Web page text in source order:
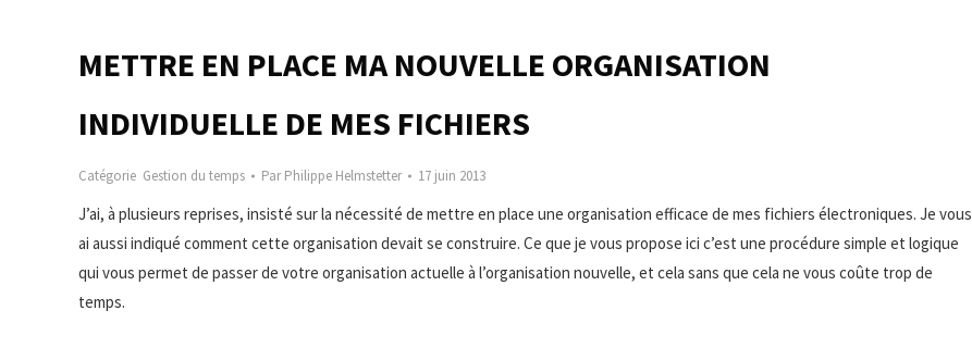
METTRE EN PLACE MA NOUVELLE ORGANISATION
INDIVIDUELLE DE MES FICHIERS
Catégorie Gestion du temps ParPhilippe Helmstetter 17 juin 2013
J’ai, à plusieurs reprises, insisté sur la nécessité de mettre en place une organisation efficace de mes fichiers électroniques. Je vous
ai aussi indiqué comment cette organisation devait se construire. Ce que je vous propose ici c’est une procédure simple et logique
qui vous permet de passer de votre organisation actuelle à l’organisation nouvelle, et cela sans que cela ne vous coûte trop de
temps.